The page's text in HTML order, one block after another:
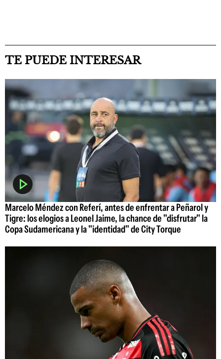
TE PUEDE INTERESAR
Marcelo Méndez con Referí, antes de enfrentar a Peñarol y
Tigre: los elogios a Leonel Jaime, la chance de "disfrutar" la
Copa Sudamericana y la "identidad" de City Torque